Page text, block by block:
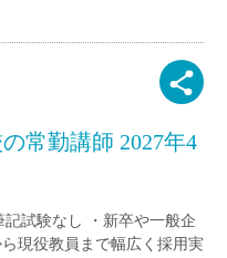
常勤講師 2027年4
試験なし ・新卒や一般企
現役教員まで幅広く採用実